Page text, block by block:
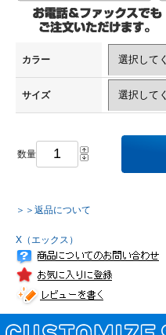
カラー
サイズ
数量
＞＞返品について
X（エックス）